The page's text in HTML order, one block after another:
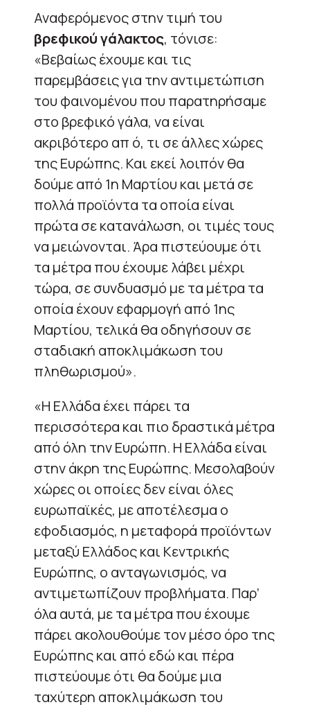
Αναφερόμενος στην τιμή του
βρεφικού γάλακτος, τόνισε:
«Βεβαίως έχουμε και τις
παρεμβάσεις για την αντιμετώπιση
του φαινομένου που παρατηρήσαμε
στο βρεφικό γάλα, να είναι
ακριβότερο απ ό, τι σε άλλες χώρες
της Ευρώπης. Και εκεί λοιπόν θα
δούμε από 1η Μαρτίου και μετά σε
πολλά προϊόντα τα οποία είναι
πρώτα σε κατανάλωση, οι τιμές τους
να μειώνονται. Άρα πιστεύουμε ότι
τα μέτρα που έχουμε λάβει μέχρι
τώρα, σε συνδυασμό με τα μέτρα τα
οποία έχουν εφαρμογή από 1ης
Μαρτίου, τελικά θα οδηγήσουν σε
σταδιακή αποκλιμάκωση του
πληθωρισμού».
«Η Ελλάδα έχει πάρει τα
περισσότερα και πιο δραστικά μέτρα
από όλη την Ευρώπη. Η Ελλάδα είναι
στην άκρη της Ευρώπης. Μεσολαβούν
χώρες οι οποίες δεν είναι όλες
ευρωπαϊκές, με αποτέλεσμα ο
εφοδιασμός, η μεταφορά προϊόντων
μεταξύ Ελλάδος και Κεντρικής
Ευρώπης, ο ανταγωνισμός, να
αντιμετωπίζουν προβλήματα. Παρ’
όλα αυτά, με τα μέτρα που έχουμε
πάρει ακολουθούμε τον μέσο όρο της
Ευρώπης και από εδώ και πέρα
πιστεύουμε ότι θα δούμε μια
ταχύτερη αποκλιμάκωση του